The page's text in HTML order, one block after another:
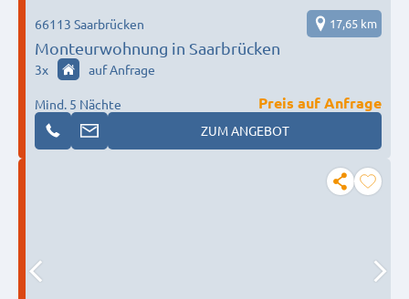
Monteurwohnung in Saarbrücken
66113 Saarbrücken 17,65 km
3x auf Anfrage
Mind. 5 Nächte
Preis auf Anfrage
ZUM ANGEBOT